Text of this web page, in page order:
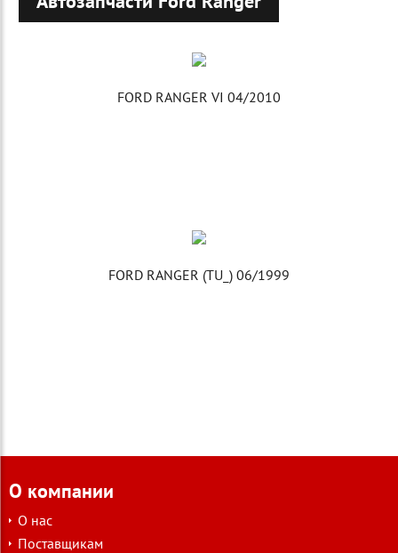
FORD RANGER VI 04/2010
FORD RANGER (TU_) 06/1999
О компании
О нас
Поставщикам